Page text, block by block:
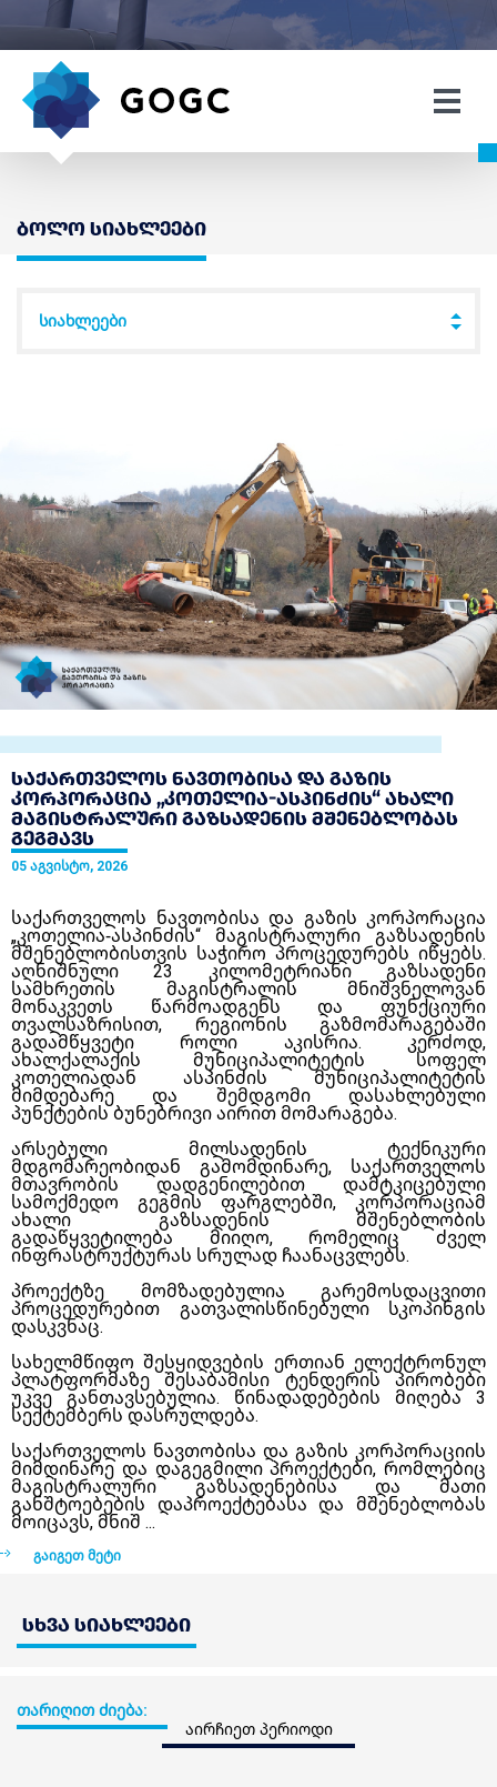
ბოლო სიახლეები
სიახლეები
↓
საქართველოს ნავთობისა და გაზის
კორპორაცია „კოთელია-ასპინძის“ ახალი
მაგისტრალური გაზსადენის მშენებლობას
გეგმავს
05 აგვისტო, 2026
საქართველოს ნავთობისა და გაზის კორპორაცია
„კოთელია-ასპინძის“ მაგისტრალური გაზსადენის
მშენებლობისთვის საჭირო პროცედურებს იწყებს.
აღნიშნული 23 კილომეტრიანი გაზსადენი
სამხრეთის მაგისტრალის მნიშვნელოვან
მონაკვეთს წარმოადგენს და ფუნქციური
თვალსაზრისით, რეგიონის გაზმომარაგებაში
გადამწყვეტი როლი აკისრია. კერძოდ,
ახალქალაქის მუნიციპალიტეტის სოფელ
კოთელიადან ასპინძის მუნიციპალიტეტის
მიმდებარე და შემდგომი დასახლებული
პუნქტების ბუნებრივი აირით მომარაგება.
არსებული მილსადენის ტექნიკური
მდგომარეობიდან გამომდინარე, საქართველოს
მთავრობის დადგენილებით დამტკიცებული
სამოქმედო გეგმის ფარგლებში, კორპორაციამ
ახალი გაზსადენის მშენებლობის
გადაწყვეტილება მიიღო, რომელიც ძველ
ინფრასტრუქტურას სრულად ჩაანაცვლებს.
პროექტზე მომზადებულია გარემოსდაცვითი
პროცედურებით გათვალისწინებული სკოპინგის
დასკვნაც.
სახელმწიფო შესყიდვების ერთიან ელექტრონულ
პლატფორმაზე შესაბამისი ტენდერის პირობები
უკვე განთავსებულია. წინადადებების მიღება 3
სექტემბერს დასრულდება.
საქართველოს ნავთობისა და გაზის კორპორაციის
მიმდინარე და დაგეგმილი პროექტები, რომლებიც
მაგისტრალური გაზსადენებისა და მათი
განშტოებების დაპროექტებასა და მშენებლობას
მოიცავს, მნიშ ...
გაიგეთ მეტი
სხვა სიახლეები
თარიღით ძიება: